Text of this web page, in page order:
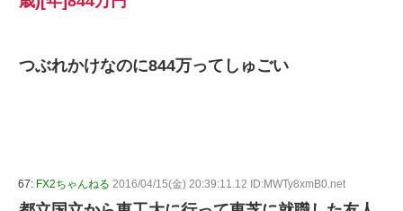
つぶれかけなのに844万ってしゅごい
67: FX2ちゃんねる 2016/04/15(金) 20:39:11.12 ID:MWTy8xmB0.net